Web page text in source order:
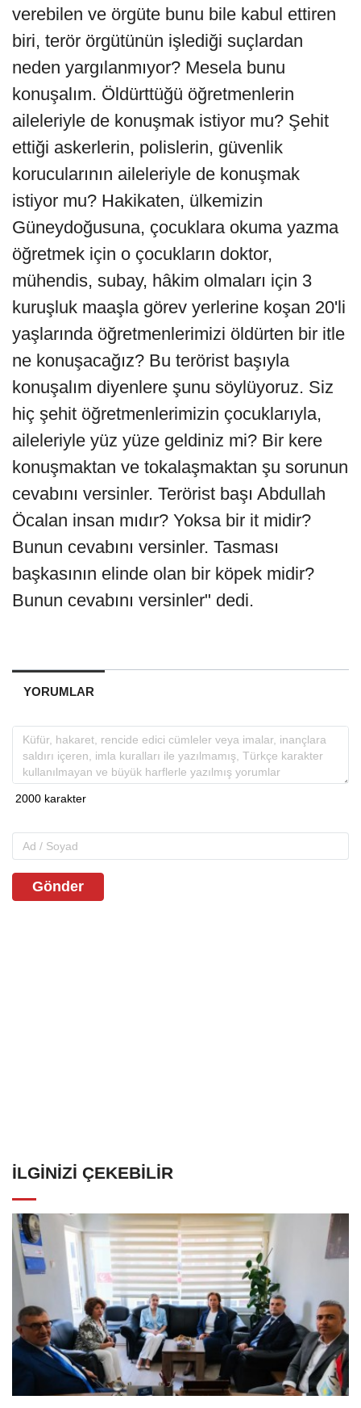
verebilen ve örgüte bunu bile kabul ettiren
biri, terör örgütünün işlediği suçlardan
neden yargılanmıyor? Mesela bunu
konuşalım. Öldürttüğü öğretmenlerin
aileleriyle de konuşmak istiyor mu? Şehit
ettiği askerlerin, polislerin, güvenlik
korucularının aileleriyle de konuşmak
istiyor mu? Hakikaten, ülkemizin
Güneydoğusuna, çocuklara okuma yazma
öğretmek için o çocukların doktor,
mühendis, subay, hâkim olmaları için 3
kuruşluk maaşla görev yerlerine koşan 20'li
yaşlarında öğretmenlerimizi öldürten bir itle
ne konuşacağız? Bu terörist başıyla
konuşalım diyenlere şunu söylüyoruz. Siz
hiç şehit öğretmenlerimizin çocuklarıyla,
aileleriyle yüz yüze geldiniz mi? Bir kere
konuşmaktan ve tokalaşmaktan şu sorunun
cevabını versinler. Terörist başı Abdullah
Öcalan insan mıdır? Yoksa bir it midir?
Bunun cevabını versinler. Tasması
başkasının elinde olan bir köpek midir?
Bunun cevabını versinler" dedi.
YORUMLAR
Gönder
İLGINIZI ÇEKEBILIR